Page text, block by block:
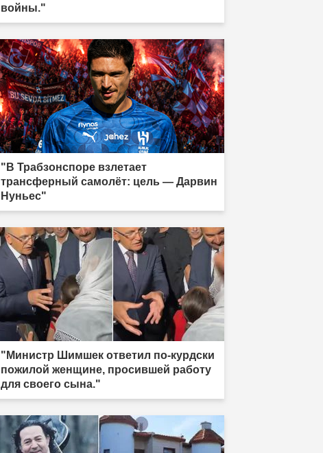
войны."
"В Трабзонспоре взлетает
трансферный самолёт: цель — Дарвин
Нуньес"
"Министр Шимшек ответил по-курдски
пожилой женщине, просившей работу
для своего сына."